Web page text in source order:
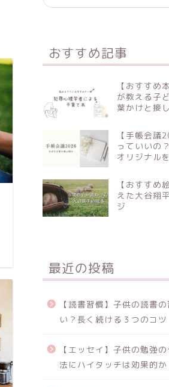
おすすめ記事
【おすすめ
が教える子
葉かけと接
【手帳会議
っていいの
オリジナル
【おすすめ
えた大谷翔
ジ
最近の投稿
【読書習慣】子供の読書
い？長く続ける３つのコツ
【エッセイ】子供の勉強
法にハイタッチは効果的か